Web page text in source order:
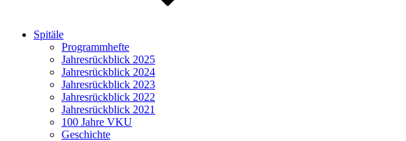
Spitäle
Programmhefte
Jahresrückblick 2025
Jahresrückblick 2024
Jahresrückblick 2023
Jahresrückblick 2022
Jahresrückblick 2021
100 Jahre VKU
Geschichte